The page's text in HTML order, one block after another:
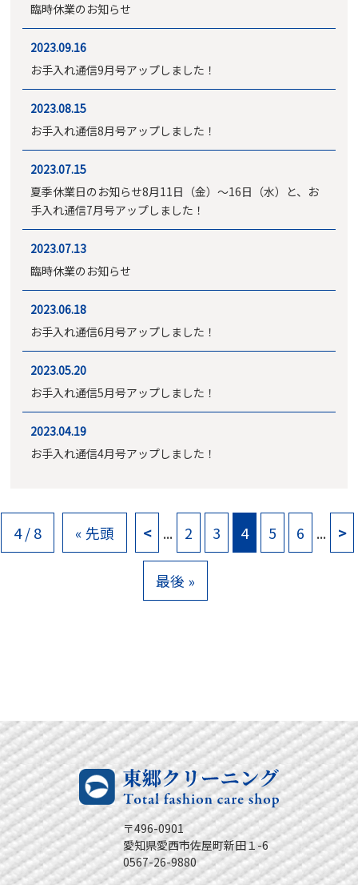
臨時休業のお知らせ
2023.09.16
お手入れ通信9月号アップしました！
2023.08.15
お手入れ通信8月号アップしました！
2023.07.15
夏季休業日のお知らせ8月11日（金）～16日（水）と、お
手入れ通信7月号アップしました！
2023.07.13
臨時休業のお知らせ
2023.06.18
お手入れ通信6月号アップしました！
2023.05.20
お手入れ通信5月号アップしました！
2023.04.19
お手入れ通信4月号アップしました！
4 / 8 « 先頭 < ... 2 3 4 5 6 ... >
最後 »
〒496-0901
愛知県愛西市佐屋町新田１-6
0567-26-9880